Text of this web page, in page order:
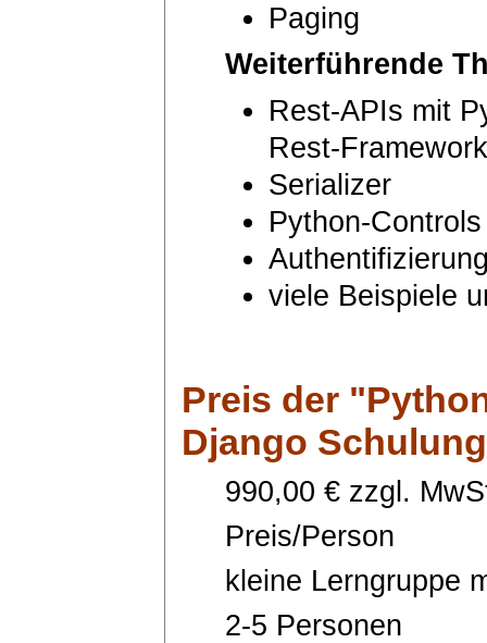
Paging
Weiterführende
Rest-APIs mit
Rest-Framework
Serializer
Python-
viele Beispiele
Preis der
Django
990,00 € zzgl.
Preis/Person
kleine Lerngruppe
2-5 Personen